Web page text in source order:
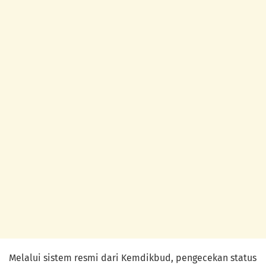
Melalui sistem resmi dari Kemdikbud, pengecekan status